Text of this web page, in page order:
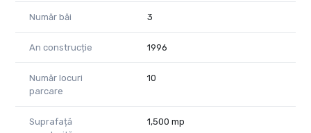
Număr băi 3
An construcție 1996
Număr locuri
parcare
10
Suprafață
1,500 mp